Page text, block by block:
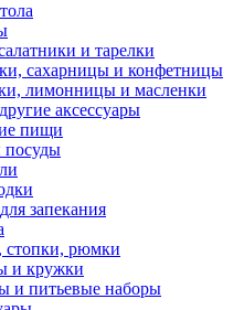
и тарелки
сахарницы и конфетницы
лимонницы и масленки
аксессуары
пищи
запекания
стопки, рюмки
и кружки
и питьевые наборы